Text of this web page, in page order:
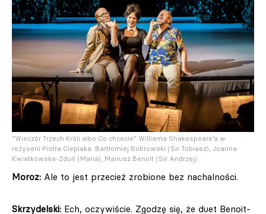
"Wieczór Trzech Króli albo Co chcecie" Williama Shakespeare’a w
reżyserii Piotra Cieplaka. Bartłomiej Bobrowski (Sir Tobiasz), Joanna
Kwiatkowska-Zduń (Maria), Mariusz Benoit (Sir Andrzej).
Moroz: Ale to jest przecież zrobione bez nachalności.
Skrzydelski: Ech, oczywiście. Zgodzę się, że duet Benoit-